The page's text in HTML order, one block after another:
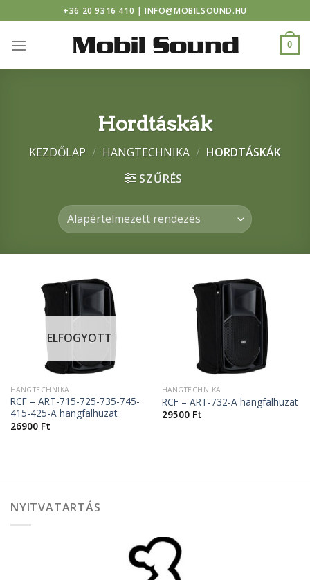
to
content
+36 20 9316 410 | INFO@MOBILSOUND.HU
0
Hordtáskák
KEZDŐLAP / HANGTECHNIKA / HORDTÁSKÁK
SZŰRÉS
ELFOGYOTT
HANGTECHNIKA
RCF – ART-715-725-735-745-
415-425-A hangfalhuzat
26900 Ft
HANGTECHNIKA
RCF – ART-732-A hangfalhuzat
29500 Ft
NYITVATARTÁS